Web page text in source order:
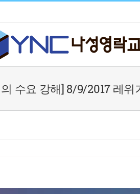
수요 강해] 8/9/2017 레위